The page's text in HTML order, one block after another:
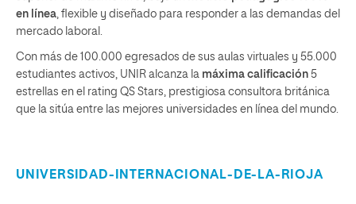
en línea, flexible y diseñado para responder a las demandas del
mercado laboral.
Con más de 100.000 egresados de sus aulas virtuales y 55.000
estudiantes activos, UNIR alcanza la máxima calificación 5
estrellas en el rating QS Stars, prestigiosa consultora británica
que la sitúa entre las mejores universidades en línea del mundo.
UNIVERSIDAD-INTERNACIONAL-DE-LA-RIOJA